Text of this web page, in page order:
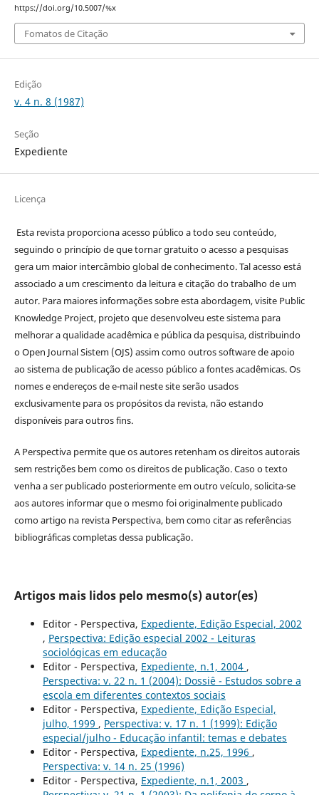
https://doi.org/10.5007/%x
Fomatos de Citação
Edição
v. 4 n. 8 (1987)
Seção
Expediente
Licença
Esta revista proporciona acesso público a todo seu conteúdo,
seguindo o princípio de que tornar gratuito o acesso a pesquisas
gera um maior intercâmbio global de conhecimento. Tal acesso está
associado a um crescimento da leitura e citação do trabalho de um
autor. Para maiores informações sobre esta abordagem, visite Public
Knowledge Project, projeto que desenvolveu este sistema para
melhorar a qualidade acadêmica e pública da pesquisa, distribuindo
o Open Journal Sistem (OJS) assim como outros software de apoio
ao sistema de publicação de acesso público a fontes acadêmicas. Os
nomes e endereços de e-mail neste site serão usados
exclusivamente para os propósitos da revista, não estando
disponíveis para outros fins.
A Perspectiva permite que os autores retenham os direitos autorais
sem restrições bem como os direitos de publicação. Caso o texto
venha a ser publicado posteriormente em outro veículo, solicita-se
aos autores informar que o mesmo foi originalmente publicado
como artigo na revista Perspectiva, bem como citar as referências
bibliográficas completas dessa publicação.
Artigos mais lidos pelo mesmo(s) autor(es)
Editor - Perspectiva, Expediente, Edição Especial, 2002
, Perspectiva: Edição especial 2002 - Leituras
sociológicas em educação
Editor - Perspectiva, Expediente, n.1, 2004 ,
Perspectiva: v. 22 n. 1 (2004): Dossiê - Estudos sobre a
escola em diferentes contextos sociais
Editor - Perspectiva, Expediente, Edição Especial,
julho, 1999 , Perspectiva: v. 17 n. 1 (1999): Edição
especial/julho - Educação infantil: temas e debates
Editor - Perspectiva, Expediente, n.25, 1996 ,
Perspectiva: v. 14 n. 25 (1996)
Editor - Perspectiva, Expediente, n.1, 2003 ,